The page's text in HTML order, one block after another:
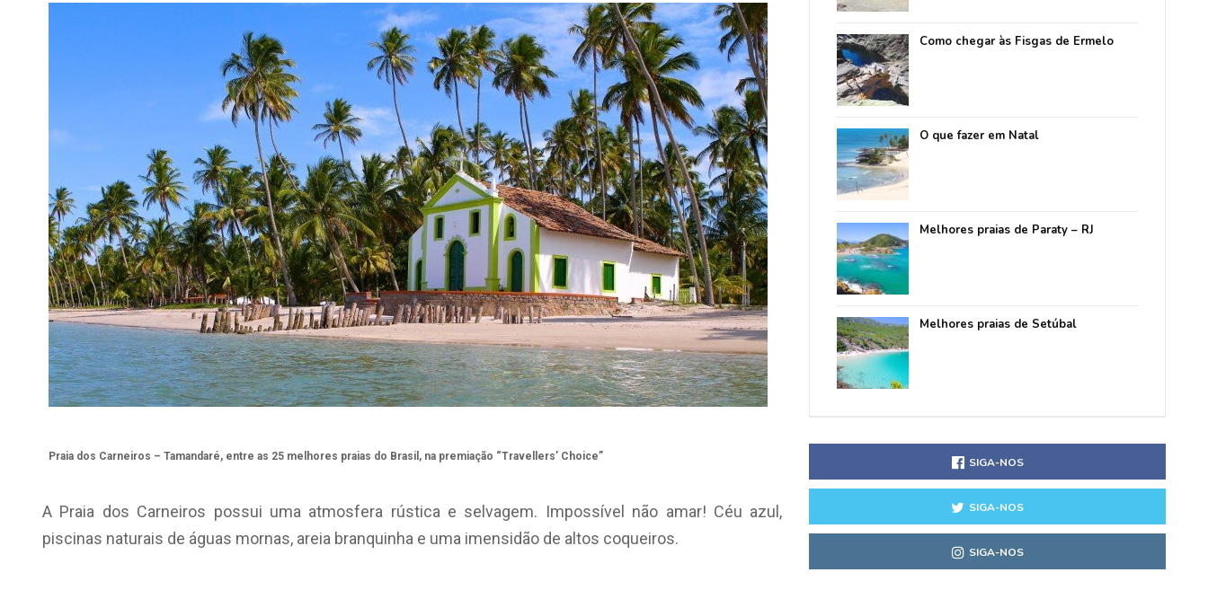
Praia dos Carneiros – Tamandaré, entre as 25 melhores praias do Brasil, na premiação “Travellers’ Choice”
A Praia dos Carneiros possui uma atmosfera rústica e selvagem. Impossível não amar! Céu azul,
piscinas naturais de águas mornas, areia branquinha e uma imensidão de altos coqueiros.
Como chegar às Fisgas de Ermelo
O que fazer em Natal
Melhores praias de Paraty – RJ
Melhores praias de Setúbal
SIGA-NOS
SIGA-NOS
SIGA-NOS